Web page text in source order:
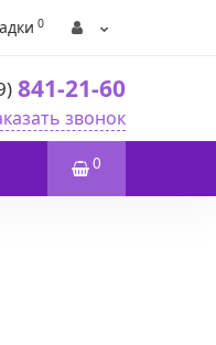
0
841-21-60
звонок
0